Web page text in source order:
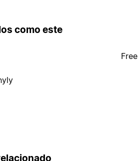
como este
Free